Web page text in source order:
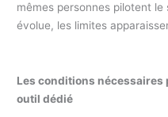
mêmes personnes pilotent le
évolue, les limites
Les conditions
outil dédié